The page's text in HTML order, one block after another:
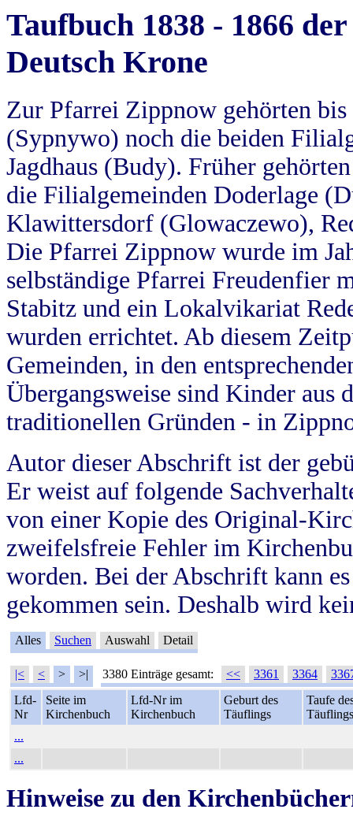
Taufbuch 1838 - 1866
Deutsch Krone
Zur Pfarrei Zippnow gehörten
(Sypnywo) noch die beiden
Jagdhaus (Budy). Früher
die Filialgemeinden Doderlage
Klawittersdorf (Glowaczewo),
Die Pfarrei Zippnow wurde im
selbständige Pfarrei Freudenfier
Stabitz und ein Lokalvikariat
wurden errichtet. Ab diesem
Gemeinden, in den
Übergangsweise sind Kinder aus
traditionellen Gründen - in
Autor dieser Abschrift ist der
Er weist auf folgende
von einer Kopie des Original-
zweifelsfreie Fehler im
worden. Bei der Abschrift kann
gekommen sein. Deshalb wird
Alles Suchen Auswahl Detail
|< < > >| 3380 Einträge gesamt: << 3361 3364
Lfd-
Nr
Seite im
Kirchenbuch
Lfd-Nr im
Kirchenbuch
Geburt des
Täuflings
Taufe
Täuflings
...
...
Hinweise zu den